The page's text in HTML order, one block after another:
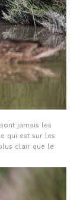
jamais les
qui est sur les
clair que le